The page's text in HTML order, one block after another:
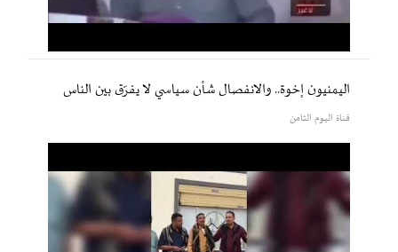
اليمنيون إخوة.. والانفصال شأن سياسي لا يفرّق بين الناس
قناة اليوم الثامن